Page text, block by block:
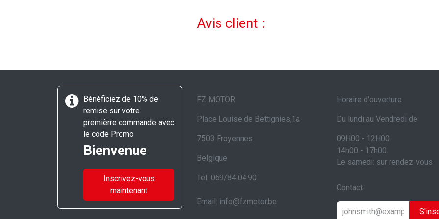
Avis client :
Bénéficiez de 10% de
remise sur votre
premièrre commande avec
le code Promo
Bienvenue
Inscrivez-vous
maintenant
FZ MOTOR
Place Louise de Bettignies,1a
7503 Froyennes
Belgique
Tél: 069/84.04.90
Email: info@fzmotor.be
Horaire d'ouverture
Du lundi au Vendredi de
09H00 - 12H00
14h00 - 17h00
Le samedi: sur rendez-vous
Contact